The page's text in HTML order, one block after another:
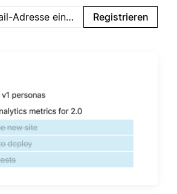
Registrieren